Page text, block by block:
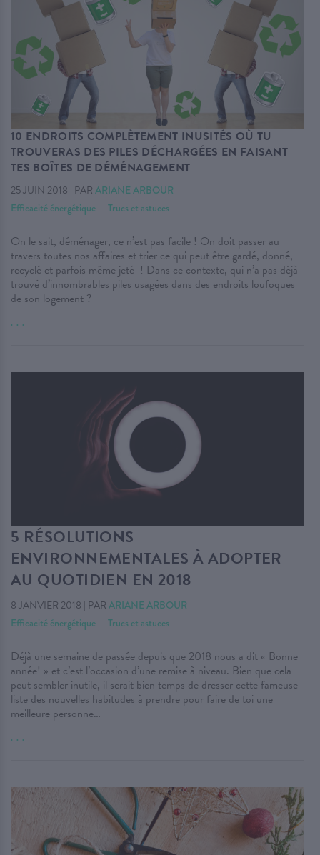
10 ENDROITS COMPLÈTEMENT INUSITÉS OÙ TU
TROUVERAS DES PILES DÉCHARGÉES EN FAISANT
TES BOÎTES DE DÉMÉNAGEMENT
25 JUIN 2018 | PAR ARIANE ARBOUR
Efficacité énergétique — Trucs et astuces
On le sait, déménager, ce n’est pas facile ! On doit passer au
travers toutes nos affaires et trier ce qui peut être gardé, donné,
recyclé et parfois même jeté ! Dans ce contexte, qui n’a pas déjà
trouvé d’innombrables piles usagées dans des endroits loufoques
de son logement ?
. . .
5 RÉSOLUTIONS
ENVIRONNEMENTALES À ADOPTER
AU QUOTIDIEN EN 2018
8 JANVIER 2018 | PAR ARIANE ARBOUR
Efficacité énergétique — Trucs et astuces
Déjà une semaine de passée depuis que 2018 nous a dit « Bonne
année! » et c’est l’occasion d’une remise à niveau. Bien que cela
peut sembler inutile, il serait bien temps de dresser cette fameuse
liste des nouvelles habitudes à prendre pour faire de toi une
meilleure personne…
. . .